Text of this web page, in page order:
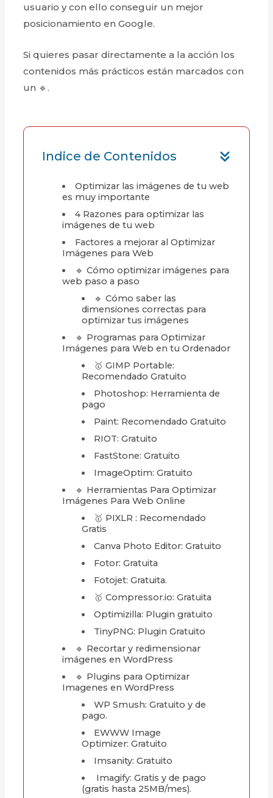
usuario y con ello conseguir un mejor
posicionamiento en Google.
Si quieres pasar directamente a la acción los
contenidos más prácticos están marcados con
un 🔹.
Indice de Contenidos
Optimizar las imágenes de tu web
es muy importante
4 Razones para optimizar las
imágenes de tu web
Factores a mejorar al Optimizar
Imágenes para Web
🔹 Cómo optimizar imágenes para
web paso a paso
🔹 Cómo saber las
dimensiones correctas para
optimizar tus imágenes
🔹 Programas para Optimizar
Imágenes para Web en tu Ordenador
🥇 GIMP Portable:
Recomendado Gratuito
Photoshop: Herramienta de
pago
Paint: Recomendado Gratuito
RIOT: Gratuito
FastStone: Gratuito
ImageOptim: Gratuito
🔹 Herramientas Para Optimizar
Imágenes Para Web Online
🥇 PIXLR : Recomendado
Gratis
Canva Photo Editor: Gratuito
Fotor: Gratuita
Fotojet: Gratuita.
🥇 Compressor.io: Gratuita
Optimizilla: Plugin gratuito
TinyPNG: Plugin Gratuito
🔹 Recortar y redimensionar
imágenes en WordPress
🔹 Plugins para Optimizar
Imagenes en WordPress
WP Smush: Gratuito y de
pago.
EWWW Image
Optimizer: Gratuito
Imsanity: Gratuito
Imagify: Gratis y de pago
(gratis hasta 25MB/mes).